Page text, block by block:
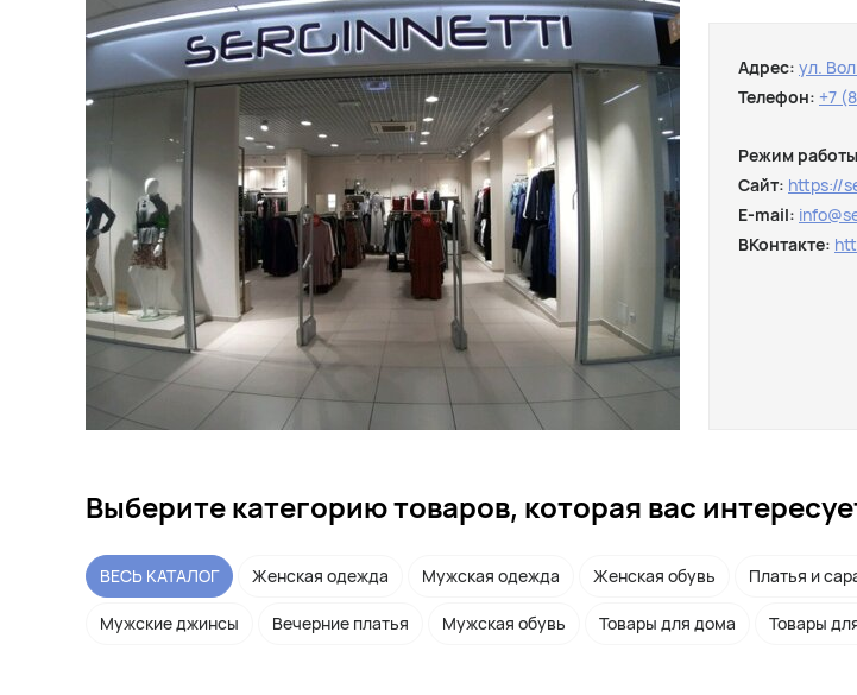
Адрес: ул.
Телефон: +7
Режим
Сайт: https://
E-mail:
ВКонтакте:
Выберите категорию товаров, которая вас
ВЕСЬ КАТАЛОГ Женская одежда Мужская одежда Женская обувь Платья и
Мужские джинсы Вечерние платья Мужская обувь Товары для дома Товары